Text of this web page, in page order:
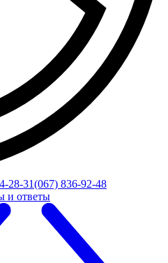
28-31(067) 836-92-48
и ответы